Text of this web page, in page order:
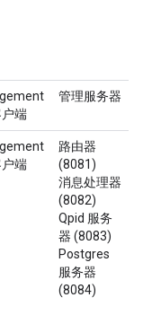
端
管理服务器
端
路由器
(8081)
消息处理器
(8082)
Qpid 服务
器 (8083)
Postgres
服务器
(8084)